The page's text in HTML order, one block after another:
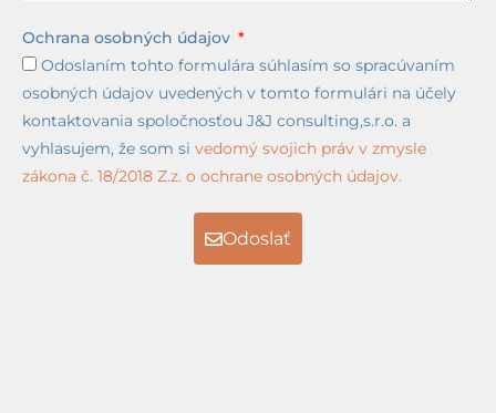
Ochrana osobných údajov
Odoslaním tohto formulára súhlasím so spracúvaním
osobných údajov uvedených v tomto formulári na účely
kontaktovania spoločnosťou J&J consulting,s.r.o. a
vyhlasujem, že som si vedomý svojich práv v zmysle
zákona č. 18/2018 Z.z. o ochrane osobných údajov.
Odoslať